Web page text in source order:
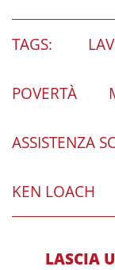
TAGS:
POVERTÀ
ASSISTENZA
KEN LOACH
LASCIA